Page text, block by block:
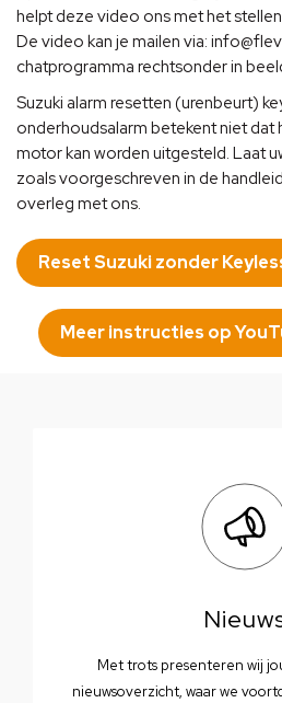
helpt deze video ons met het
De video kan je mailen via:
chatprogramma rechtsonder in
Suzuki alarm resetten (urenbeurt)
onderhoudsalarm betekent niet dat
motor kan worden uitgesteld. Laat
zoals voorgeschreven in de
overleg met ons.
Reset Suzuki zonder
Meer instructies op
Met trots presenteren wij
nieuwsoverzicht, waar we